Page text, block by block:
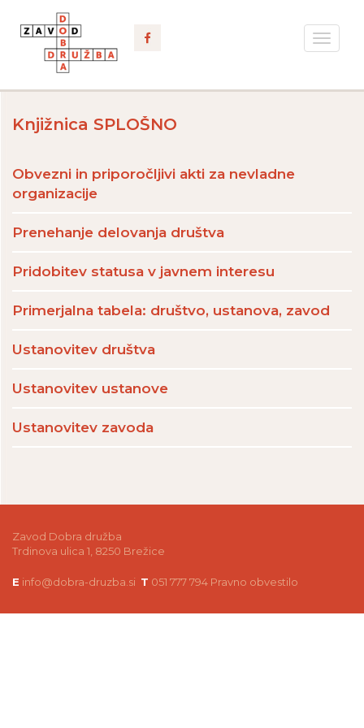
Toggle
Knjižnica SPLOŠNO
Obvezni in priporočljivi akti za nevladne
organizacije
Prenehanje delovanja društva
Pridobitev statusa v javnem interesu
Primerjalna tabela: društvo, ustanova, zavod
Ustanovitev društva
Ustanovitev ustanove
Ustanovitev zavoda
Zavod Dobra družba
Trdinova ulica 1, 8250 Brežice
E info@dobra-druzba.si T 051 777 794 Pravno obvestilo